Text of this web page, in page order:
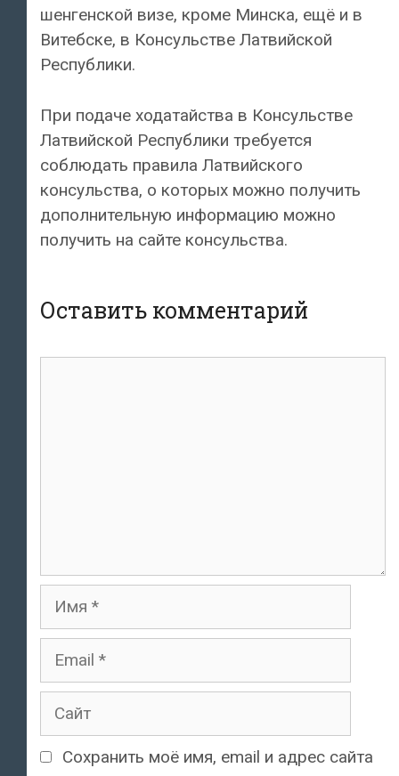
шенгенской визе, кроме Минска, ещё и в
Витебске, в Консульстве Латвийской
Республики.
При подаче ходатайства в Консульстве
Латвийской Республики требуется
соблюдать правила Латвийского
консульства, о которых можно получить
дополнительную информацию можно
получить на сайте консульства.
Оставить комментарий
Сохранить моё имя, email и адрес сайта